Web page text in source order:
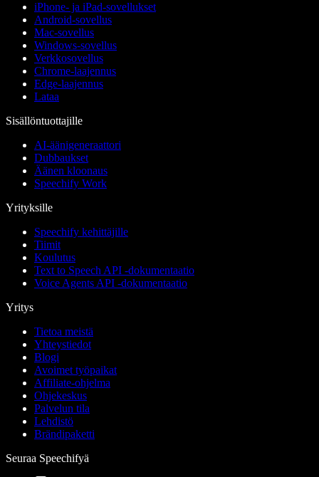
iPhone- ja iPad-sovellukset
Android-sovellus
Mac-sovellus
Windows-sovellus
Verkkosovellus
Chrome-laajennus
Edge-laajennus
Lataa
Sisällöntuottajille
AI-äänigeneraattori
Dubbaukset
Äänen kloonaus
Speechify Work
Yrityksille
Speechify kehittäjille
Tiimit
Koulutus
Text to Speech API -dokumentaatio
Voice Agents API -dokumentaatio
Yritys
Tietoa meistä
Yhteystiedot
Blogi
Avoimet työpaikat
Affiliate-ohjelma
Ohjekeskus
Palvelun tila
Lehdistö
Brändipaketti
Seuraa Speechifyä